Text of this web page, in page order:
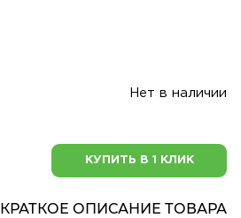
Нет в наличии
КУПИТЬ В 1 КЛИК
КРАТКОЕ ОПИСАНИЕ ТОВАРА